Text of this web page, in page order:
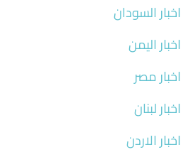
اخبار السودان
اخبار اليمن
اخبار مصر
اخبار لبنان
اخبار الاردن